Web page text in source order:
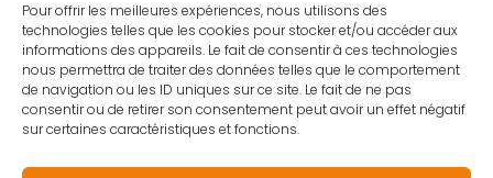
Pour offrir les meilleures expériences, nous utilisons des
technologies telles que les cookies pour stocker et/ou accéder aux
informations des appareils. Le fait de consentir à ces technologies
nous permettra de traiter des données telles que le comportement
de navigation ou les ID uniques sur ce site. Le fait de ne pas
consentir ou de retirer son consentement peut avoir un effet négatif
sur certaines caractéristiques et fonctions.